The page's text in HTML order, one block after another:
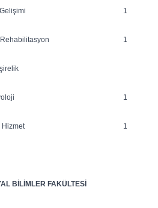
1
1
1
Hizmet 1
BİLİMLER FAKÜLTESİ